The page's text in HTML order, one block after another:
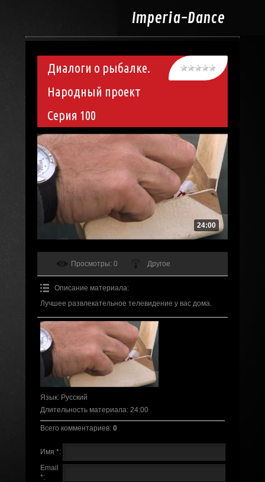
Imperia-Dance
Диалоги о рыбалке.
Народный проект
Серия 100
24:00
Просмотры: 0 Другое
Описание материала:
Лучшее развлекательное телевидение у вас дома.
Язык: Русский
Длительность материала: 24:00
Всего комментариев: 0
Имя *:
Email
*: